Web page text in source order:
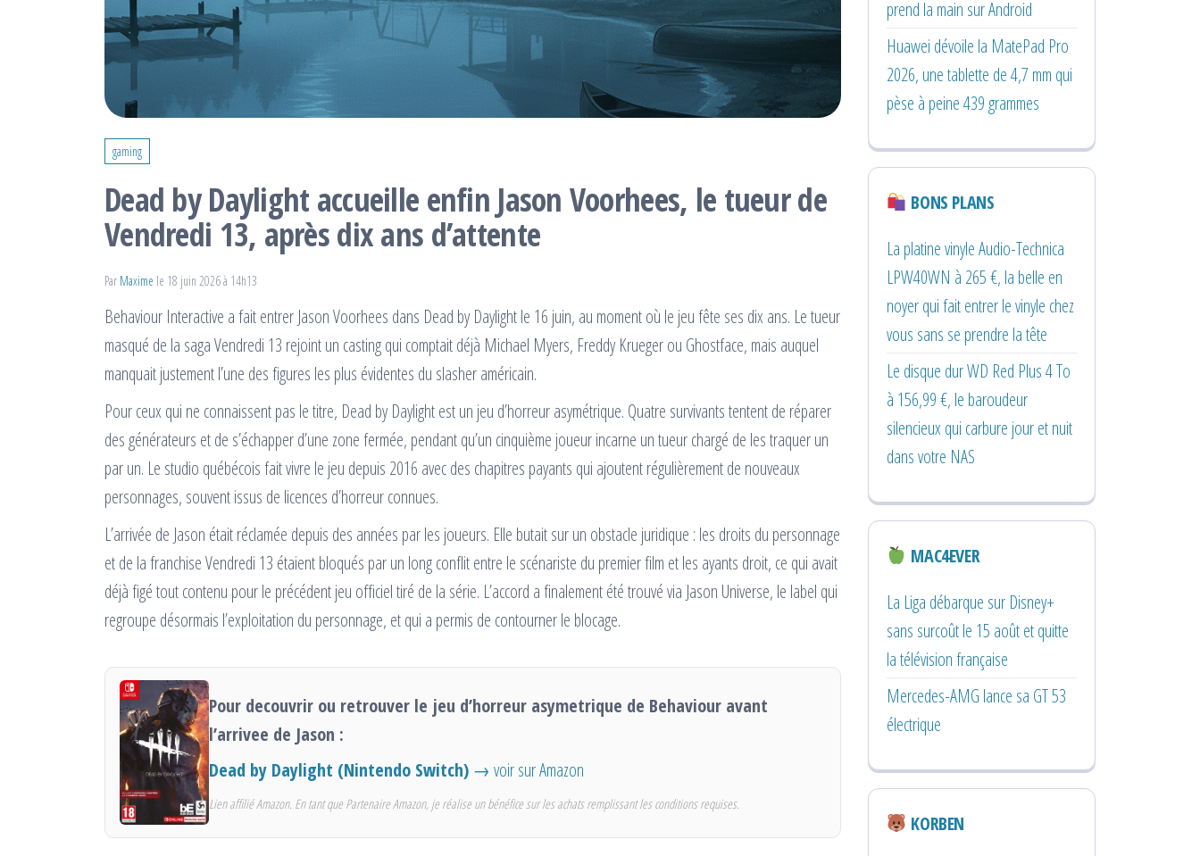
gaming
Dead by Daylight accueille enfin Jason Voorhees, le tueur de
Vendredi 13, après dix ans d’attente
Par Maxime le 18 juin 2026 à 14h13
Behaviour Interactive a fait entrer Jason Voorhees dans Dead by Daylight le 16 juin, au moment où le jeu fête ses dix ans. Le tueur
masqué de la saga Vendredi 13 rejoint un casting qui comptait déjà Michael Myers, Freddy Krueger ou Ghostface, mais auquel
manquait justement l’une des figures les plus évidentes du slasher américain.
Pour ceux qui ne connaissent pas le titre, Dead by Daylight est un jeu d’horreur asymétrique. Quatre survivants tentent de réparer
des générateurs et de s’échapper d’une zone fermée, pendant qu’un cinquième joueur incarne un tueur chargé de les traquer un
par un. Le studio québécois fait vivre le jeu depuis 2016 avec des chapitres payants qui ajoutent régulièrement de nouveaux
personnages, souvent issus de licences d’horreur connues.
L’arrivée de Jason était réclamée depuis des années par les joueurs. Elle butait sur un obstacle juridique : les droits du personnage
et de la franchise Vendredi 13 étaient bloqués par un long conflit entre le scénariste du premier film et les ayants droit, ce qui avait
déjà figé tout contenu pour le précédent jeu officiel tiré de la série. L’accord a finalement été trouvé via Jason Universe, le label qui
regroupe désormais l’exploitation du personnage, et qui a permis de contourner le blocage.
Pour decouvrir ou retrouver le jeu d’horreur asymetrique de Behaviour avant
l’arrivee de Jason :
Dead by Daylight (Nintendo Switch) → voir sur Amazon
Lien affilié Amazon. En tant que Partenaire Amazon, je réalise un bénéfice sur les achats remplissant les conditions requises.
prend la main sur Android
Huawei dévoile la MatePad Pro
2026, une tablette de 4,7 mm qui
pèse à peine 439 grammes
BONS PLANS
La platine vinyle Audio-Technica
LPW40WN à 265 €, la belle en
noyer qui fait entrer le vinyle chez
vous sans se prendre la tête
Le disque dur WD Red Plus 4 To
à 156,99 €, le baroudeur
silencieux qui carbure jour et nuit
dans votre NAS
MAC4EVER
La Liga débarque sur Disney+
sans surcoût le 15 août et quitte
la télévision française
Mercedes-AMG lance sa GT 53
électrique
KORBEN